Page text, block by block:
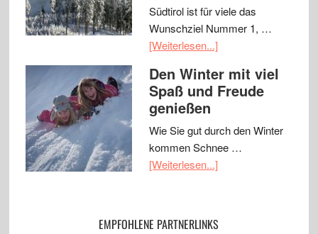
Südtirol ist für viele das
Wunschziel Nummer 1, …
[Weiterlesen...]
Den Winter mit viel
Spaß und Freude
genießen
Wie Sie gut durch den Winter
kommen Schnee …
[Weiterlesen...]
EMPFOHLENE PARTNERLINKS